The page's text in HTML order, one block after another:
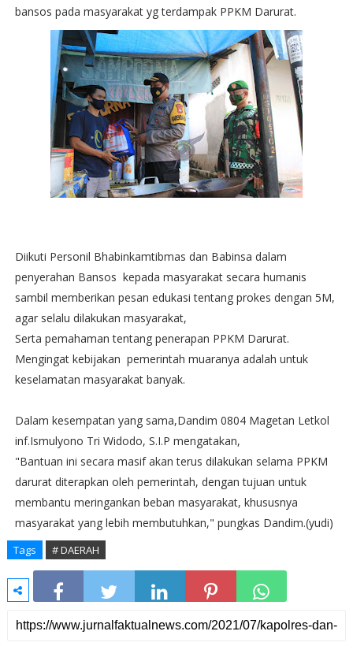
bansos pada masyarakat yg terdampak PPKM Darurat.
Diikuti Personil Bhabinkamtibmas dan Babinsa dalam
penyerahan Bansos kepada masyarakat secara humanis
sambil memberikan pesan edukasi tentang prokes dengan 5M,
agar selalu dilakukan masyarakat,
Serta pemahaman tentang penerapan PPKM Darurat.
Mengingat kebijakan pemerintah muaranya adalah untuk
keselamatan masyarakat banyak.
Dalam kesempatan yang sama,Dandim 0804 Magetan Letkol
inf.Ismulyono Tri Widodo, S.I.P mengatakan,
"Bantuan ini secara masif akan terus dilakukan selama PPKM
darurat diterapkan oleh pemerintah, dengan tujuan untuk
membantu meringankan beban masyarakat, khususnya
masyarakat yang lebih membutuhkan," pungkas Dandim.(yudi)
Tags # DAERAH